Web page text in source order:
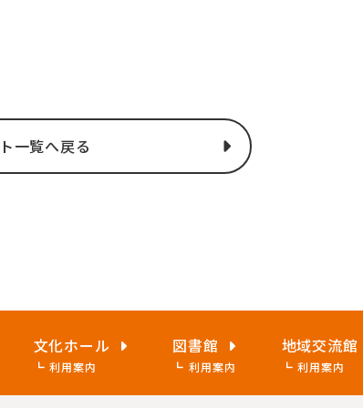
一覧へ戻る
文化ホール
利用案内
図書館
利用案内
地域交流館
利用案内